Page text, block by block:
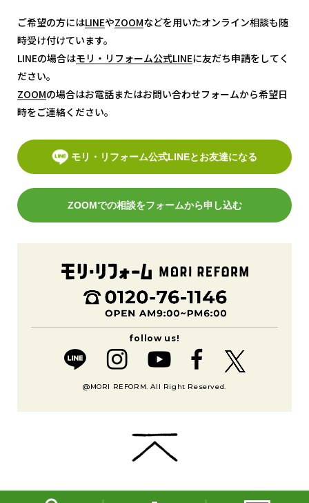
ご希望の方にはLINE
LINEやZOOM
ZOOMなどを用いたオンライン相談も随
時受け付けています。
LINEの場合はモリ・リフォーム公式LINE
モリ・リフォーム公式LINEに友だち申請をしてく
ださい。
ZOOM
ZOOMの場合はお電話またはお問い合わせフォームから希望日
時をご連絡ください。
モリ・リフォーム公式LINEとお友達になる
ZOOMでの相談をフォームから申し込む
@MORI REFORM. All Right Reserved.